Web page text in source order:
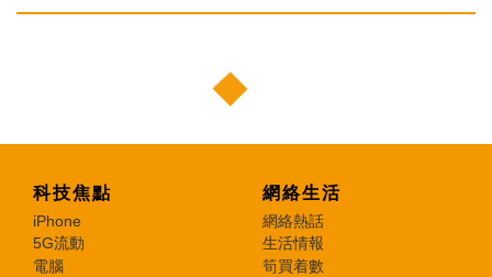
科技焦點
iPhone
5G流動
電腦
網絡生活
網絡熱話
生活情報
筍買着數